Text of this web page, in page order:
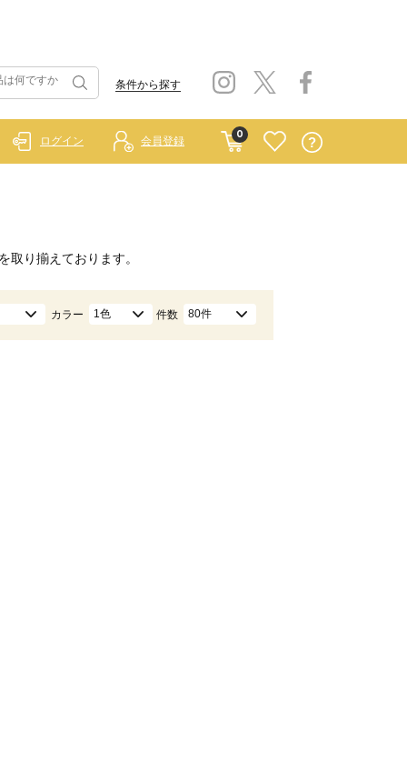
条件から探す
0
ログイン 会員登録
取り揃えております。
カラー 1色 件数 80件